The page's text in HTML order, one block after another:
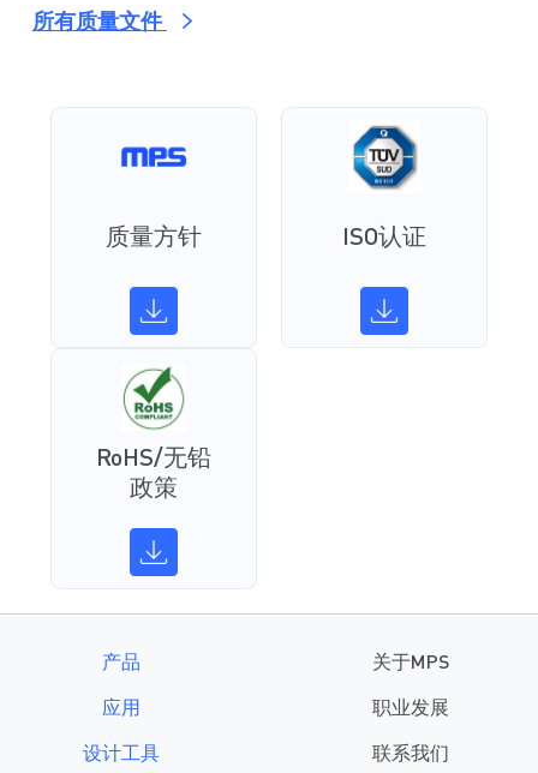
所有质量文件
质量方针 ISO认证
RoHS/无铅
政策
产品
应用
设计工具
关于MPS
职业发展
联系我们